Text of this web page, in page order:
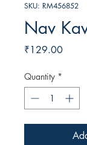
SKU: RM456852
Nav
₹129.00Price
Quantity *